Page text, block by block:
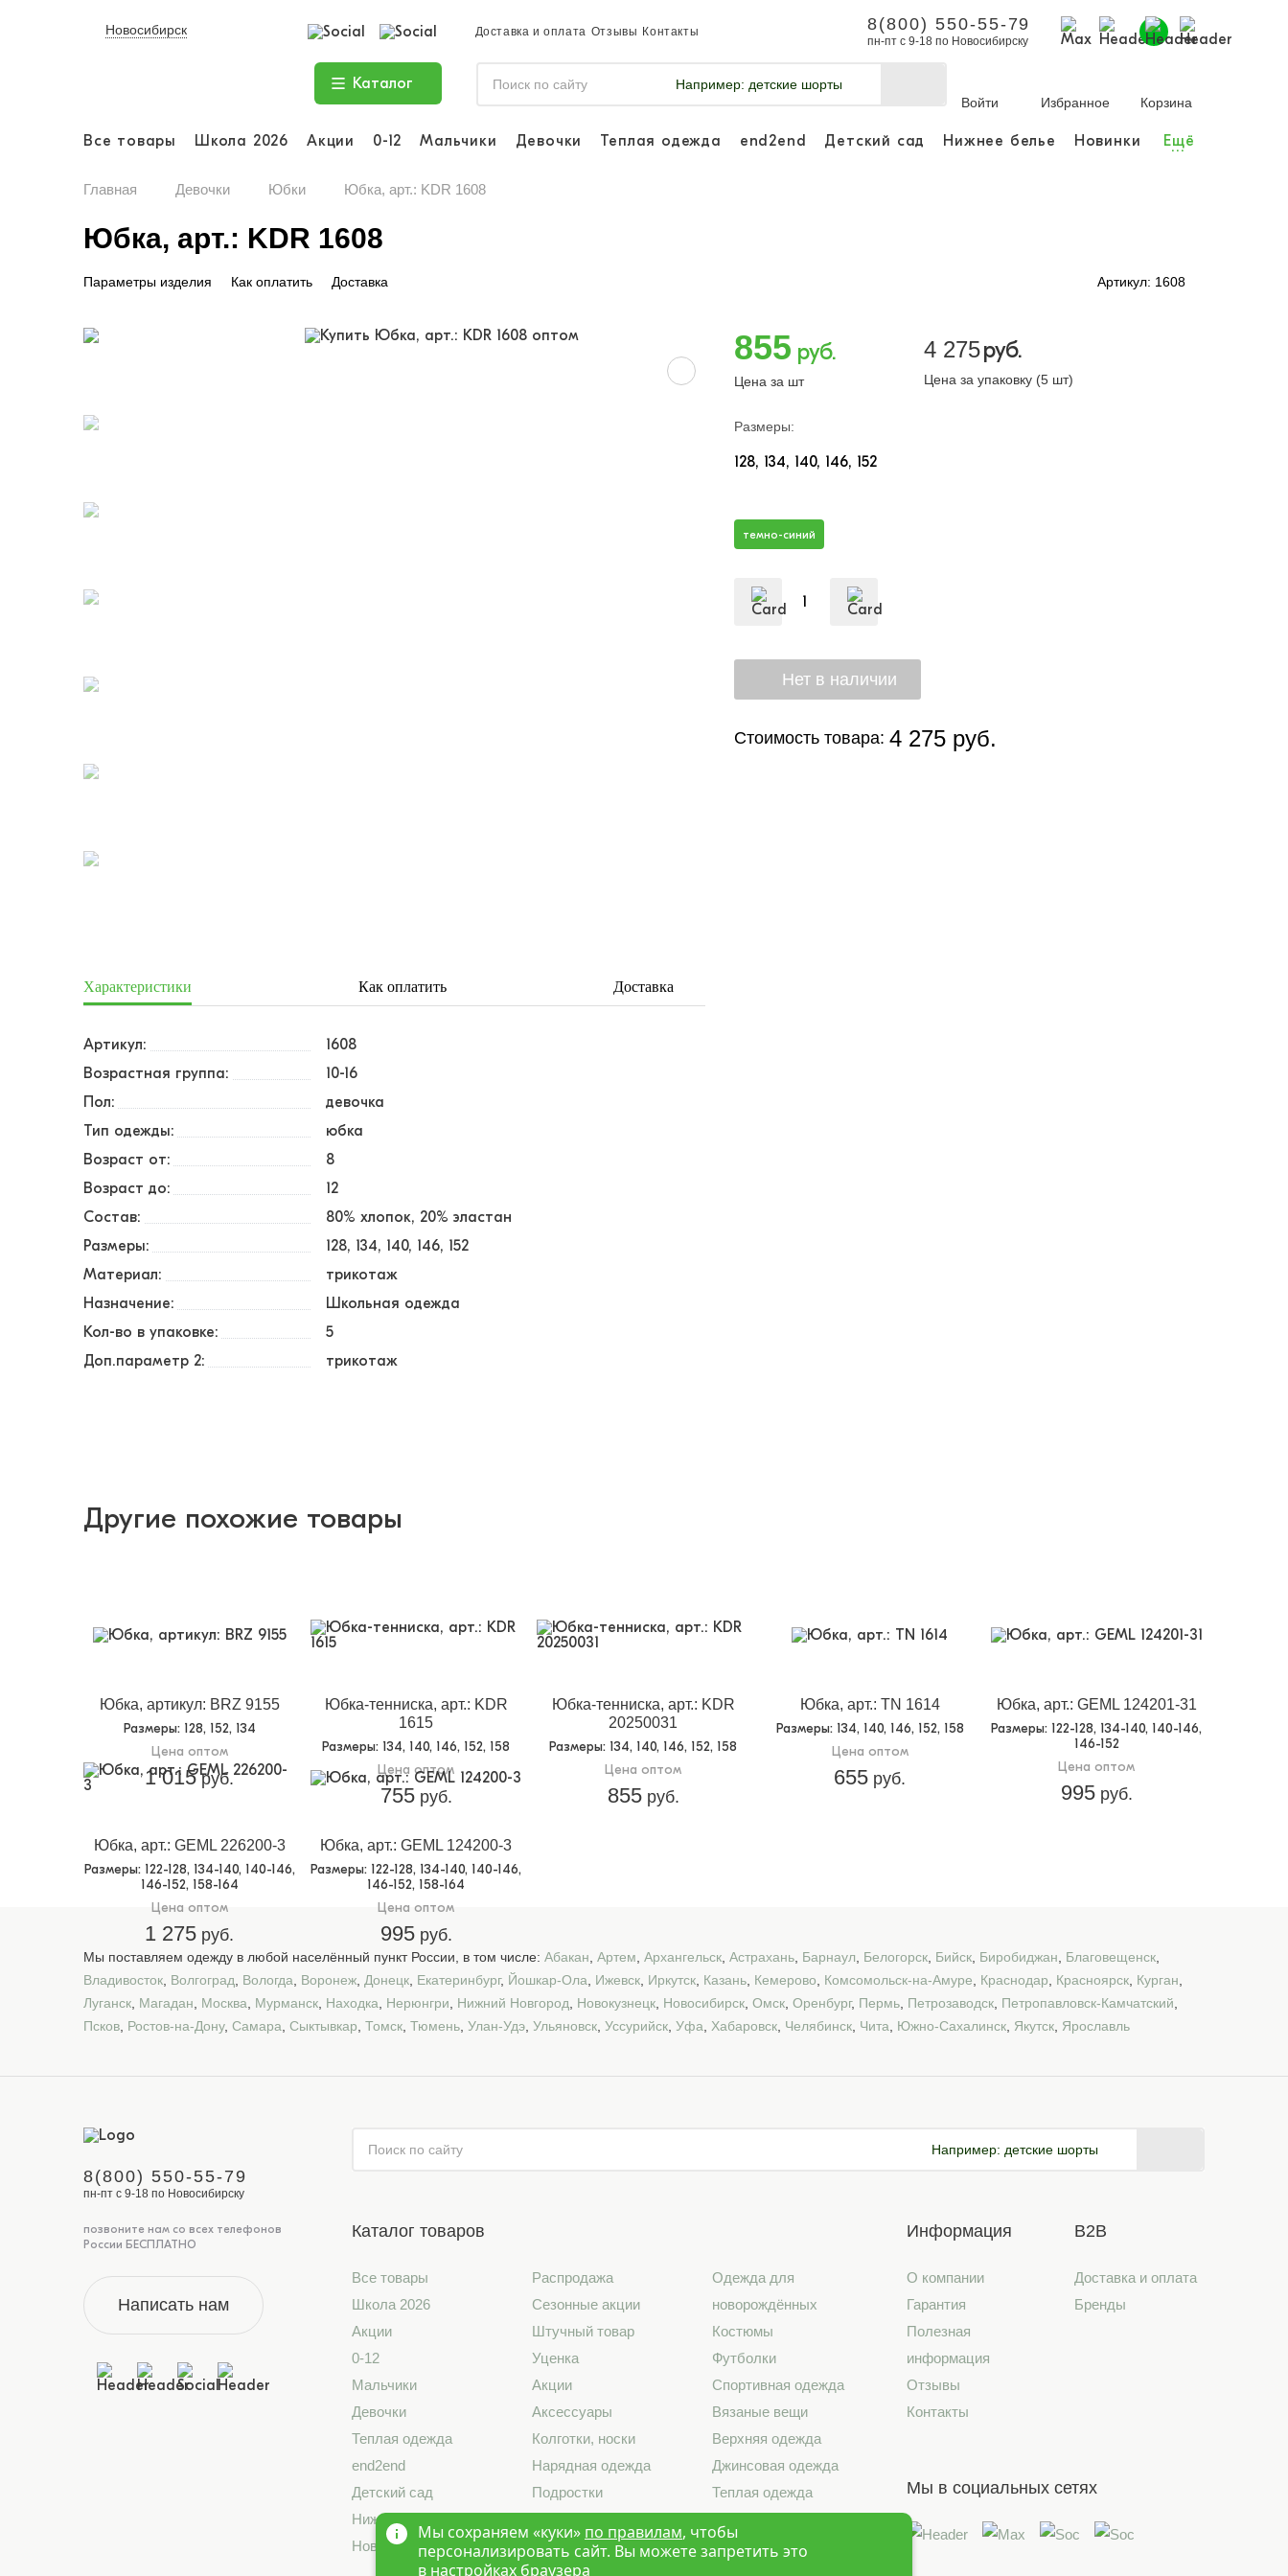
Новосибирск Доставка и оплата Отзывы Контакты 8(800) 550-55-79
пн-пт с 9-18 по Новосибирску
Каталог Например: детские шорты
Войти
Избранное Корзина
Все товары Школа 2026 Акции 0-12 Мальчики Девочки Теплая одежда end2end Детский сад Нижнее белье Новинки Ещё
...
Главная Девочки Юбки Юбка, арт.: KDR 1608
Юбка, арт.: KDR 1608
Параметры изделия Как оплатить Доставка Артикул: 1608
855 руб.
Цена за шт
4 275руб.
Цена за упаковку (5 шт)
Размеры:
128 134 140 146 152
темно-синий
Стоимость товара: 4 275 руб.
Характеристики Как оплатить Доставка
Артикул:
1608
Возрастная группа:
10-16
Пол:
девочка
Тип одежды:
юбка
Возраст от:
8
Возраст до:
12
Состав:
80% хлопок, 20% эластан
Размеры:
128 134 140 146 152
Материал:
трикотаж
Назначение:
Школьная одежда
Кол-во в упаковке:
5
Доп.параметр 2:
трикотаж
Другие похожие товары
Юбка, артикул: BRZ 9155
Размеры: 128, 152, 134
Цена оптом
1 015руб.
Юбка-тенниска, арт.: KDR
1615
Размеры: 134, 140, 146, 152, 158
Цена оптом
755руб.
Юбка-тенниска, арт.: KDR
20250031
Размеры: 134, 140, 146, 152, 158
Цена оптом
855руб.
Юбка, арт.: TN 1614
Размеры: 134, 140, 146, 152, 158
Цена оптом
655 руб.
Юбка, арт.: GEML 124201-31
Размеры: 122-128, 134-140, 140-146,
146-152
Цена оптом
995руб.
Юбка, арт.: GEML 226200-3
Размеры: 122-128, 134-140, 140-146,
146-152, 158-164
Цена оптом
1 275 руб.
Юбка, арт.: GEML 124200-3
Размеры: 122-128, 134-140, 140-146,
146-152, 158-164
Цена оптом
995руб.
Мы поставляем одежду в любой населённый пункт России, в том числе: Абакан Артем Архангельск Астрахань Барнаул Белогорск Бийск Биробиджан Благовещенск
Владивосток Волгоград Вологда Воронеж Донецк Екатеринбург, Йошкар-Ола Ижевск Иркутск Казань Кемерово Комсомольск-на-Амуре Краснодар Красноярск Курган
Луганск Магадан Москва Мурманск Находка Нерюнгри Нижний Новгород Новокузнецк Новосибирск Омск Оренбург, Пермь Петрозаводск Петропавловск-Камчатский
Псков Ростов-на-Дону, Самара Сыктывкар Томск Тюмень Улан-Удэ Ульяновск Уссурийск Уфа Хабаровск Челябинск Чита Южно-Сахалинск Якутск Ярославль
8(800) 550-55-79
пн-пт с 9-18 по Новосибирску
позвоните нам со всех телефонов
России БЕСПЛАТНО
Написать нам
Например: детские шорты
Каталог товаров
Все товары
Школа 2026
Акции
0-12
Мальчики
Девочки
Теплая одежда
end2end
Детский сад
Нижнее белье
Новинки
Распродажа
Сезонные акции
Штучный товар
Уценка
Акции
Аксессуары
Колготки, носки
Нарядная одежда
Подростки
Одежда для
новорождённых
Костюмы
Футболки
Спортивная одежда
Вязаные вещи
Верхняя одежда
Джинсовая одежда
Теплая одежда
Информация
О компании
Гарантия
Полезная
информация
Отзывы
Контакты
B2B
Доставка и оплата
Бренды
Мы в социальных сетях
Мы сохраняем «куки» по правилам, чтобы
персонализировать сайт. Вы можете запретить это
в настройках браузера